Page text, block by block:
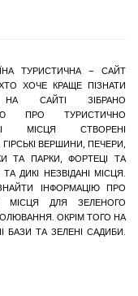
ТУРИСТИЧНА – САЙТ
ХОЧЕ КРАЩЕ ПІЗНАТИ
НА САЙТІ ЗІБРАНО
ПРО ТУРИСТИЧНО
МІСЦЯ СТВОРЕНІ
ВЕРШИНИ, ПЕЧЕРИ,
ТА ПАРКИ, ФОРТЕЦІ ТА
ДИКІ НЕЗВІДАНІ МІСЦЯ.
ІНФОРМАЦІЮ ПРО
МІСЦЯ ДЛЯ ЗЕЛЕНОГО
ОКРІМ ТОГО НА
БАЗИ ТА ЗЕЛЕНІ САДИБИ.